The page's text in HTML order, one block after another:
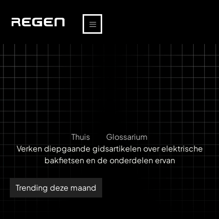
Thuis
Glossarium
Verken diepgaande gidsartikelen over elektrische
bakfietsen en de onderdelen ervan
Trending deze maand